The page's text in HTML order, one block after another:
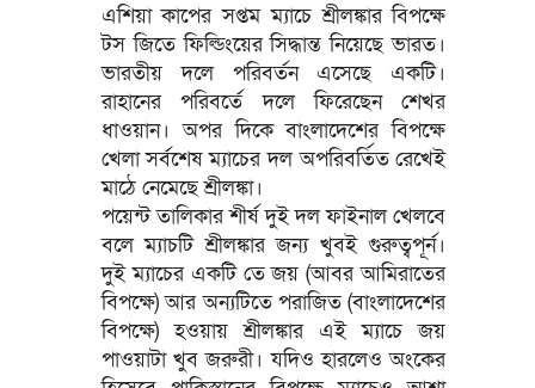
এশিয়া কাপের সপ্তম ম্যাচে শ্রীলঙ্কার বিপক্ষে
টস জিতে ফিল্ডিংয়ের সিদ্ধান্ত নিয়েছে ভারত।
ভারতীয় দলে পরিবর্তন এসেছে একটি।
রাহানের পরিবর্তে দলে ফিরেছেন শেখর
ধাওয়ান। অপর দিকে বাংলাদেশের বিপক্ষে
খেলা সর্বশেষ ম্যাচের দল অপরিবর্তিত রেখেই
মাঠে নেমেছে শ্রীলঙ্কা।
পয়েন্ট তালিকার শীর্ষ দুই দল ফাইনাল খেলবে
বলে ম্যাচটি শ্রীলঙ্কার জন্য খুবই গুরুত্বপূর্ন।
দুই ম্যাচের একটি তে জয় (আবর আমিরাতের
বিপক্ষে) আর অন্যটিতে পরাজিত (বাংলাদেশের
বিপক্ষে) হওয়ায় শ্রীলঙ্কার এই ম্যাচে জয়
পাওয়াটা খুব জরুরী। যদিও হারলেও অংকের